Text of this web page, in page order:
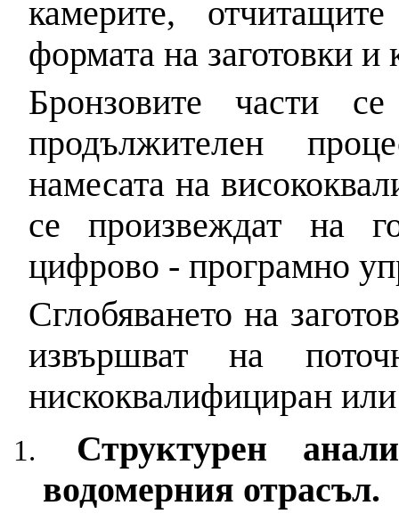
камерите,
формата на заготовки
Бронзовите части
продължителен
намесата на
се произвеждат на
цифрово - програмно
Сглобяването на
извършват на
нискоквалифициран
Структурен
водомерния отрасъл.